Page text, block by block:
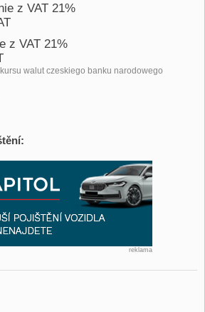
z VAT 21%
z VAT 21%
walut czeskiego banku narodowego
reklama